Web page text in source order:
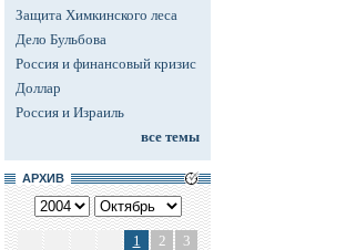
Защита Химкинского леса
Дело Бульбова
Россия и финансовый кризис
Доллар
Россия и Израиль
все темы
АРХИВ
1 2
3